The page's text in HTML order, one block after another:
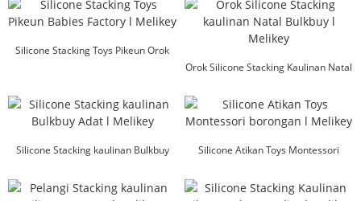
Silicone Stacking Toys Pikeun Orok
Orok Silicone Stacking Kaulinan Natal
Silicone Stacking kaulinan Bulkbuy
Silicone Atikan Toys Montessori